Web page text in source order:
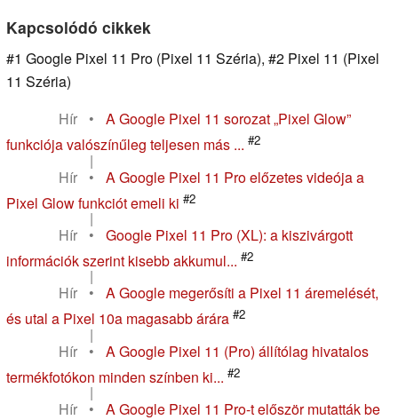
Kapcsolódó cikkek
#1 Google Pixel 11 Pro (Pixel 11 Széria), #2 Pixel 11 (Pixel
11 Széria)
Hír
•
A Google Pixel 11 sorozat „Pixel Glow”
funkciója valószínűleg teljesen más ... #2
|
Hír
•
A Google Pixel 11 Pro előzetes videója a
Pixel Glow funkciót emeli ki #2
|
Hír
•
Google Pixel 11 Pro (XL): a kiszivárgott
információk szerint kisebb akkumul... #2
|
Hír
•
A Google megerősíti a Pixel 11 áremelését,
és utal a Pixel 10a magasabb árára #2
|
Hír
•
A Google Pixel 11 (Pro) állítólag hivatalos
termékfotókon minden színben ki... #2
|
Hír
•
A Google Pixel 11 Pro-t először mutatták be